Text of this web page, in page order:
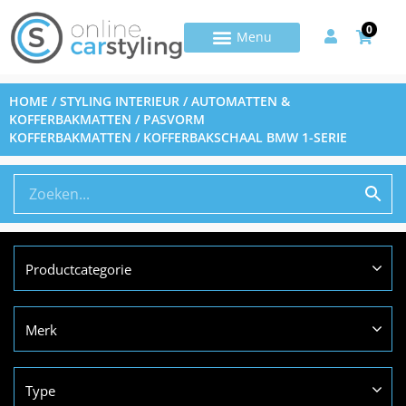
0
HOME /STYLING INTERIEUR /AUTOMATTEN &
KOFFERBAKMATTEN / PASVORM
KOFFERBAKMATTEN / KOFFERBAKSCHAAL BMW 1-SERIE
Productcategorie
Merk
Type